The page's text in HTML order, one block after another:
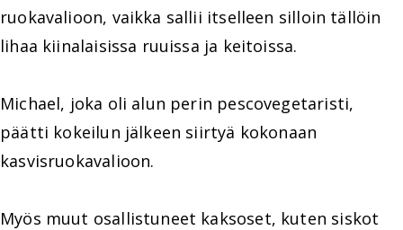
ruokavalioon, vaikka sallii itselleen silloin tällöin
lihaa kiinalaisissa ruuissa ja keitoissa.
Michael, joka oli alun perin pescovegetaristi,
päätti kokeilun jälkeen siirtyä kokonaan
kasvisruokavalioon.
Myös muut osallistuneet kaksoset, kuten siskot